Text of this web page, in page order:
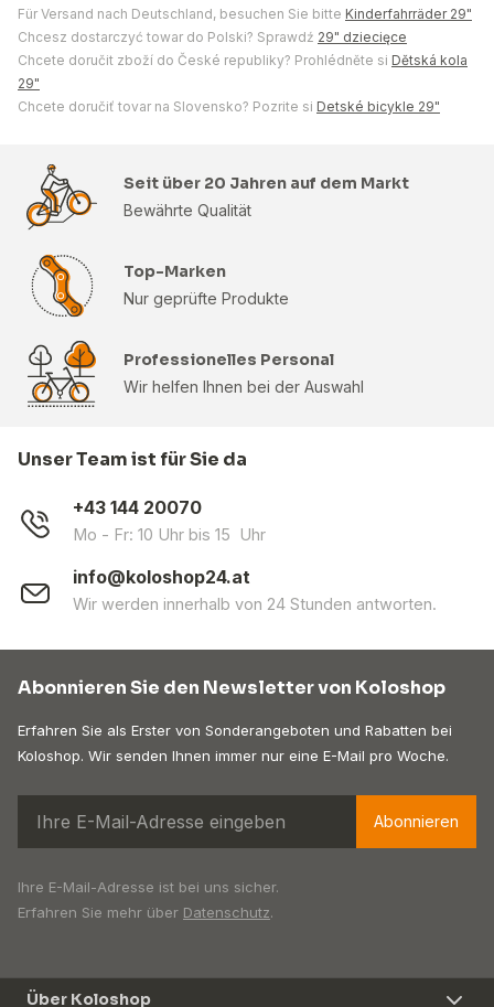
Für Versand nach Deutschland, besuchen Sie bitte Kinderfahrräder 29"
Chcesz dostarczyć towar do Polski? Sprawdź 29" dziecięce
Chcete doručit zboží do České republiky? Prohlédněte si Dětská kola
29"
Chcete doručiť tovar na Slovensko? Pozrite si Detské bicykle 29"
Seit über 20 Jahren auf dem Markt
Bewährte Qualität
Top-Marken
Nur geprüfte Produkte
Professionelles Personal
Wir helfen Ihnen bei der Auswahl
Unser Team ist für Sie da
+43 144 20070
Mo - Fr: 10 Uhr bis 15 Uhr
info@koloshop24.at
Wir werden innerhalb von 24 Stunden antworten.
Abonnieren Sie den Newsletter von Koloshop
Erfahren Sie als Erster von Sonderangeboten und Rabatten bei
Koloshop. Wir senden Ihnen immer nur eine E-Mail pro Woche.
Abonnieren
Ihre E-Mail-Adresse ist bei uns sicher.
Erfahren Sie mehr über Datenschutz.
Über Koloshop